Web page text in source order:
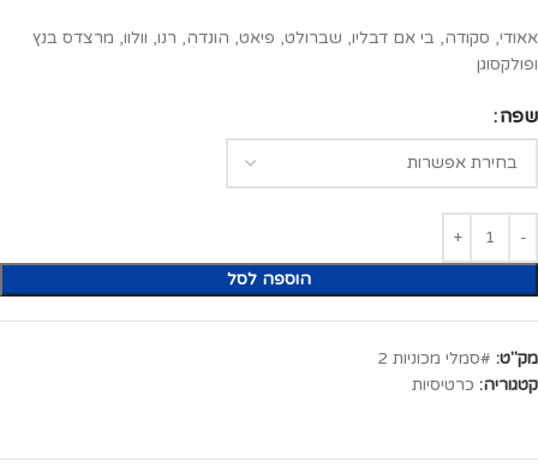
אאודי, סקודה, בי אם דבליו, שברולט, פיאט, הונדה, רנו, וולוו, מרצדס בנץ
ופולקסוגן
שפה
הוספה לסל
מק"ט: #סמלי מכוניות 2
קטגוריה: כרטיסיות